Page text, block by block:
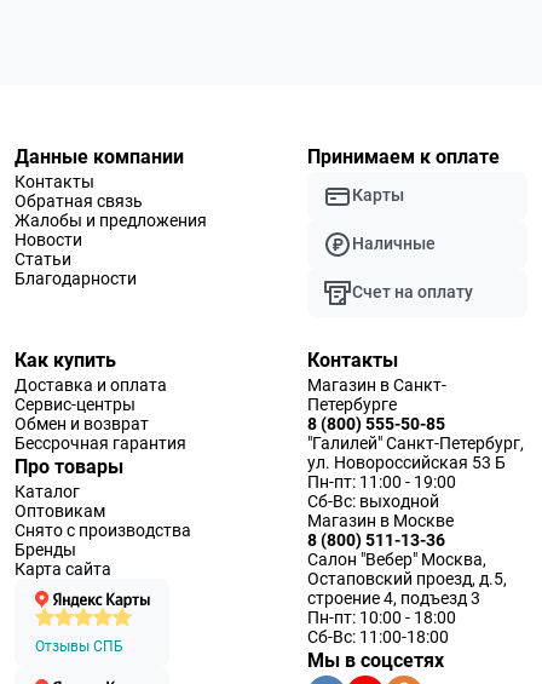
Данные компании
Контакты
Обратная связь
Жалобы и предложения
Новости
Статьи
Благодарности
Принимаем к оплате
Карты
Наличные
Счет на оплату
Как купить
Доставка и оплата
Сервис-центры
Обмен и возврат
Бессрочная гарантия
Про товары
Каталог
Оптовикам
Снято с производства
Бренды
Карта сайта
Отзывы СПБ
Контакты
Магазин в Санкт-
Петербурге
8 (800) 555-50-85
"Галилей" Санкт-Петербург,
ул. Новороссийская 53 Б
Пн-пт: 11:00 - 19:00
Сб-Вс: выходной
Магазин в Москве
8 (800) 511-13-36
Салон "Вебер" Москва,
Остаповский проезд, д.5,
строение 4, подъезд 3
Пн-пт: 10:00 - 18:00
Сб-Вс: 11:00-18:00
Мы в соцсетях